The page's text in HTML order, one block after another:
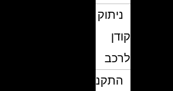
ניתוק
לרכב
התקנת